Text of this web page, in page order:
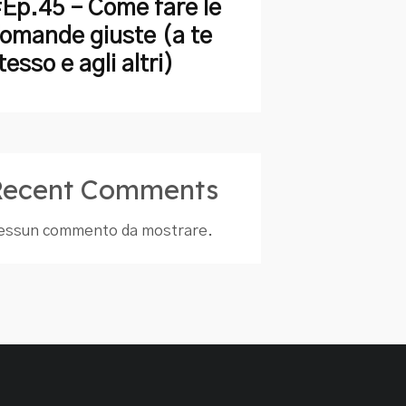
– Come fare le
giuste (a te
e agli altri)
Comments
commento da mostrare.